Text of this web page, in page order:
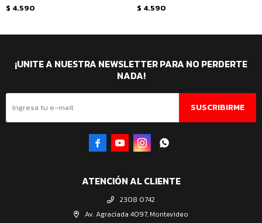
$ 4.590 $ 4.590
ATENCIÓN AL CLIENTE
2308 0742
Av. Agraciada 4097, Montevideo
¡UNITE A NUESTRA NEWSLETTER PARA NO PERDERTE
NADA!
SUSCRIBIRME
   